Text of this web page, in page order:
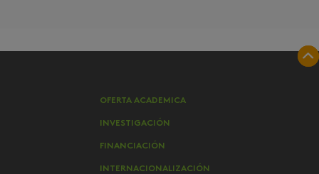
OFERTA ACADEMICA
INVESTIGACIÓN
FINANCIACIÓN
INTERNACIONALIZACIÓN